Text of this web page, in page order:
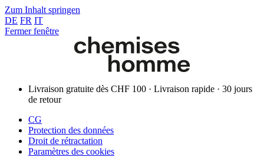
Zum Inhalt springen
DE FR IT
Fermer fenêtre
Livraison gratuite dès CHF 100 · Livraison rapide · 30 jours
de retour
CG
Protection des données
Droit de rétractation
Paramètres des cookies